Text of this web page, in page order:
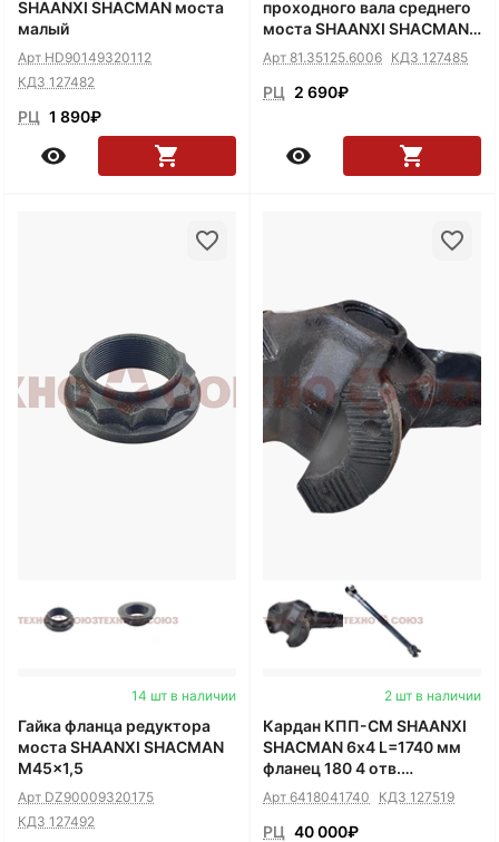
SHAANXI SHACMAN моста
малый
Арт HD90149320112
КДЗ 127482
РЦ 1 890₽
проходного вала среднего
моста SHAANXI SHACMAN
8х4
Арт 81.35125.6006 КДЗ 127485
РЦ 2 690₽
14 шт в наличии
Гайка фланца редуктора
моста SHAANXI SHACMAN
M45x1,5
Арт DZ90009320175
КДЗ 127492
2 шт в наличии
Кардан КПП-СМ SHAANXI
SHACMAN 6х4 L=1740 мм
фланец 180 4 отв.
крестовина 57
Арт 6418041740 КДЗ 127519
РЦ 40 000₽